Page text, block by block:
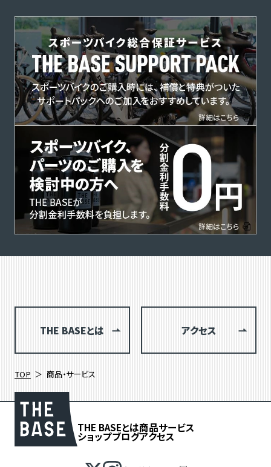
THE BASEとは アクセス
TOP 商品・サービス
THE BASEとは商品サービス
ショップブログアクセス